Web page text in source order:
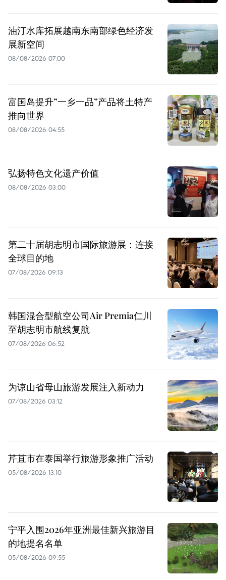
油汀水库拓展越南东南部绿色经济发
展新空间
08/08/2026 07:00
富国岛提升”一乡一品”产品将土特产
推向世界
08/08/2026 04:55
弘扬特色文化遗产价值
08/08/2026 03:00
第二十届胡志明市国际旅游展：连接
全球目的地
07/08/2026 09:13
韩国混合型航空公司Air Premia仁川
至胡志明市航线复航
07/08/2026 06:52
为谅山省母山旅游发展注入新动力
07/08/2026 03:12
芹苴市在泰国举行旅游形象推广活动
05/08/2026 13:10
宁平入围2026年亚洲最佳新兴旅游目
的地提名名单
05/08/2026 09:55